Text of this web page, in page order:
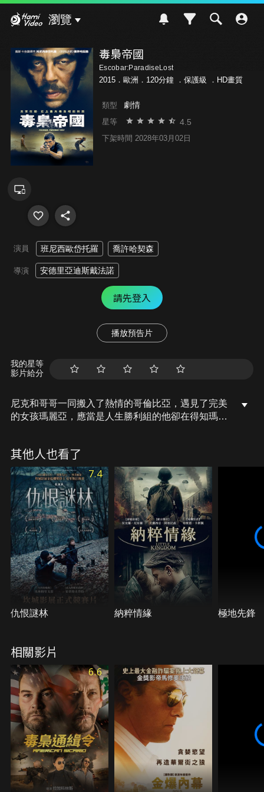
瀏覽
毒梟帝國
Escobar:ParadiseLost
2015．歐洲．120分鐘 ． 保護級 ．HD畫質
類型 劇情
星等 4.5
下架時間 2028年03月02日
演員 班尼西歐岱托羅 喬許哈契森
導演 安德里亞迪斯戴法諾
請先登入
播放預告片
我的星等
影片給分
尼克和哥哥一同搬入了熱情的哥倫比亞，遇見了完美
的女孩瑪麗亞，應當是人生勝利組的他卻在得知瑪麗
的家人？而帕布羅又是打著什麼樣的算盤……？
其他人也看了
7.4
仇恨謎林 納粹情緣 極地先鋒
相關影片
6.6